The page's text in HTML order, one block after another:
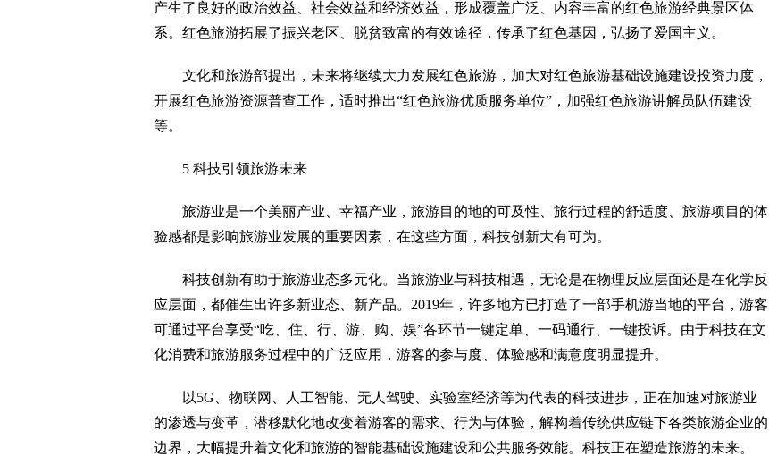
产生了良好的政治效益、社会效益和经济效益，形成覆盖广泛、内容丰富的红色旅游经典景区体
系。红色旅游拓展了振兴老区、脱贫致富的有效途径，传承了红色基因，弘扬了爱国主义。
文化和旅游部提出，未来将继续大力发展红色旅游，加大对红色旅游基础设施建设投资力度，
开展红色旅游资源普查工作，适时推出“红色旅游优质服务单位”，加强红色旅游讲解员队伍建设
等。
5 科技引领旅游未来
旅游业是一个美丽产业、幸福产业，旅游目的地的可及性、旅行过程的舒适度、旅游项目的体
验感都是影响旅游业发展的重要因素，在这些方面，科技创新大有可为。
科技创新有助于旅游业态多元化。当旅游业与科技相遇，无论是在物理反应层面还是在化学反
应层面，都催生出许多新业态、新产品。2019年，许多地方已打造了一部手机游当地的平台，游客
可通过平台享受“吃、住、行、游、购、娱”各环节一键定单、一码通行、一键投诉。由于科技在文
化消费和旅游服务过程中的广泛应用，游客的参与度、体验感和满意度明显提升。
以5G、物联网、人工智能、无人驾驶、实验室经济等为代表的科技进步，正在加速对旅游业
的渗透与变革，潜移默化地改变着游客的需求、行为与体验，解构着传统供应链下各类旅游企业的
边界，大幅提升着文化和旅游的智能基础设施建设和公共服务效能。科技正在塑造旅游的未来。